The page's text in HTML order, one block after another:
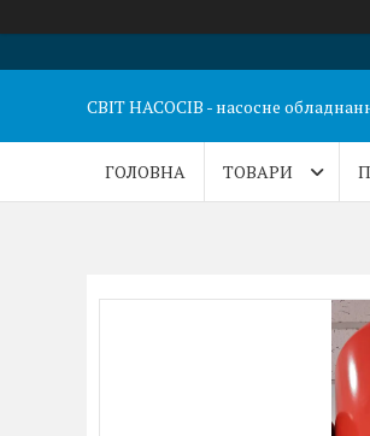
СВІТ НАСОСІВ - насосне
ГОЛОВНА ТОВАРИ